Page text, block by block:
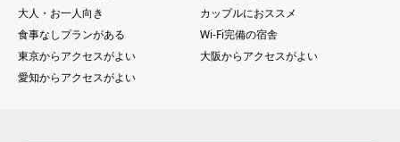
大人・お一人向き
カップルにおススメ
食事なしプランがある
Wi-Fi完備の宿舎
東京からアクセスがよい
大阪からアクセスがよい
愛知からアクセスがよい